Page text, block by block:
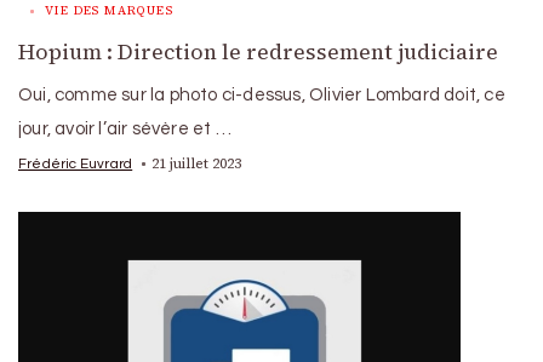
VIE DES MARQUES
Hopium : Direction le redressement judiciaire
Oui, comme sur la photo ci-dessus, Olivier Lombard doit, ce
jour, avoir l’air sévère et …
Frédéric Euvrard 21 juillet 2023